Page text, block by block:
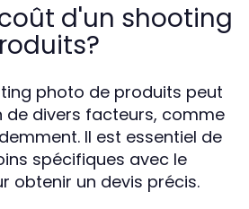
d'un shooting
photo de produits peut
de divers facteurs, comme
Il est essentiel de
spécifiques avec le
obtenir un devis précis.